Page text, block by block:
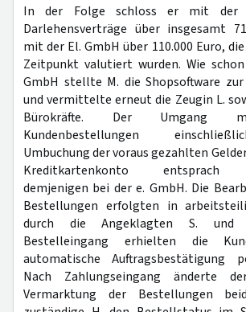
In der Folge schloss er mit der
Darlehensverträge über insgesamt
mit der El. GmbH über 110.000 Euro,
Zeitpunkt valutiert wurden. Wie
GmbH stellte M. die Shopsoftware zur
und vermittelte erneut die Zeugin L.
Bürokräfte. Der Umgang
Kundenbestellungen
Umbuchung der voraus gezahlten
Kreditkartenkonto entsprach
demjenigen bei der e. GmbH. Die
Bestellungen erfolgten in
durch die Angeklagten S. und
Bestelleingang erhielten die
automatische Auftragsbestätigung
Nach Zahlungseingang änderte
Vermarktung der Bestellungen